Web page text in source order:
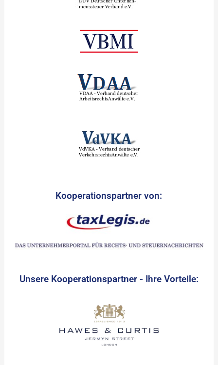
Kooperationspartner von:
Unsere Kooperationspartner - Ihre Vorteile: